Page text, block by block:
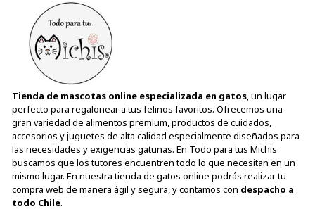
Tienda de mascotas online especializada en gatos, un lugar
perfecto para regalonear a tus felinos favoritos. Ofrecemos una
gran variedad de alimentos premium, productos de cuidados,
accesorios y juguetes de alta calidad especialmente diseñados para
las necesidades y exigencias gatunas. En Todo para tus Michis
buscamos que los tutores encuentren todo lo que necesitan en un
mismo lugar. En nuestra tienda de gatos online podrás realizar tu
compra web de manera ágil y segura, y contamos con despacho a
todo Chile.